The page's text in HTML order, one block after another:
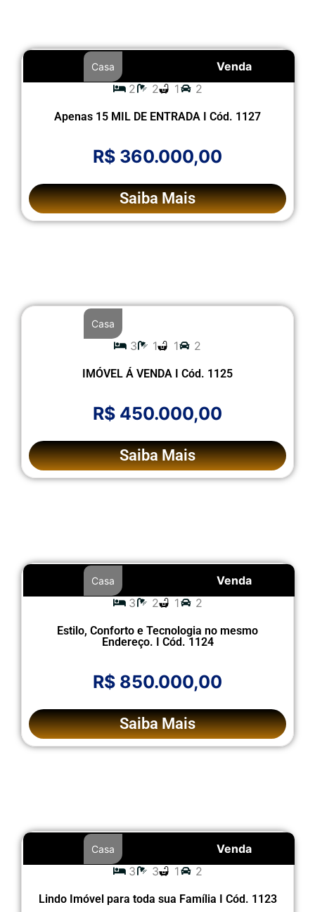
Venda
Casa
2 2 1 2
Apenas 15 MIL DE ENTRADA I Cód. 1127
R$ 360.000,00
Saiba Mais
Casa
3 1 1 2
IMÓVEL Á VENDA I Cód. 1125
R$ 450.000,00
Saiba Mais
Venda
Casa
3 2 1 2
Estilo, Conforto e Tecnologia no mesmo
Endereço. I Cód. 1124
R$ 850.000,00
Saiba Mais
Venda
Casa
3 3 1 2
Lindo Imóvel para toda sua Família I Cód. 1123